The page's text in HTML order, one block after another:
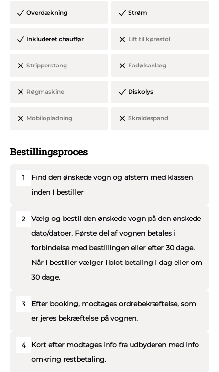
Overdækning Strøm
Inkluderet chauffør Lift til kørestol
Stripperstang Fadølsanlæg
Røgmaskine Diskolys
Mobilopladning Skraldespand
Bestillingsproces
1
Find den ønskede vogn og afstem med klassen
inden I bestiller
2
Vælg og bestil den ønskede vogn på den ønskede
dato/datoer. Første del af vognen betales i
forbindelse med bestillingen eller efter 30 dage.
Når I bestiller vælger I blot betaling i dag eller om
30 dage.
3
Efter booking, modtages ordrebekræftelse, som
er jeres bekræftelse på vognen.
4
Kort efter modtages info fra udbyderen med info
omkring restbetaling.